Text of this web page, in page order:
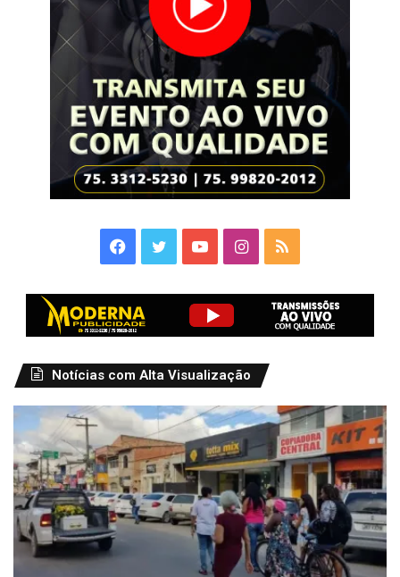
Facebook
TwitterYouTubeInstagram
RSS
Notícias com Alta Visualização